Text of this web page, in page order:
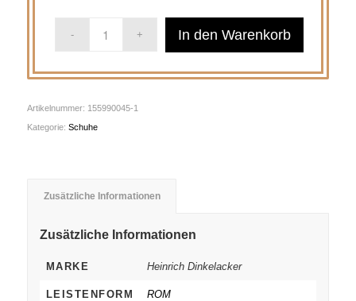
In den Warenkorb
Artikelnummer: 155990045-1
Kategorie: Schuhe
Zusätzliche Informationen
Zusätzliche Informationen
MARKE Heinrich Dinkelacker
LEISTENFORM ROM